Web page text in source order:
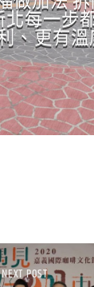
每一步
、更有
NEXT POST